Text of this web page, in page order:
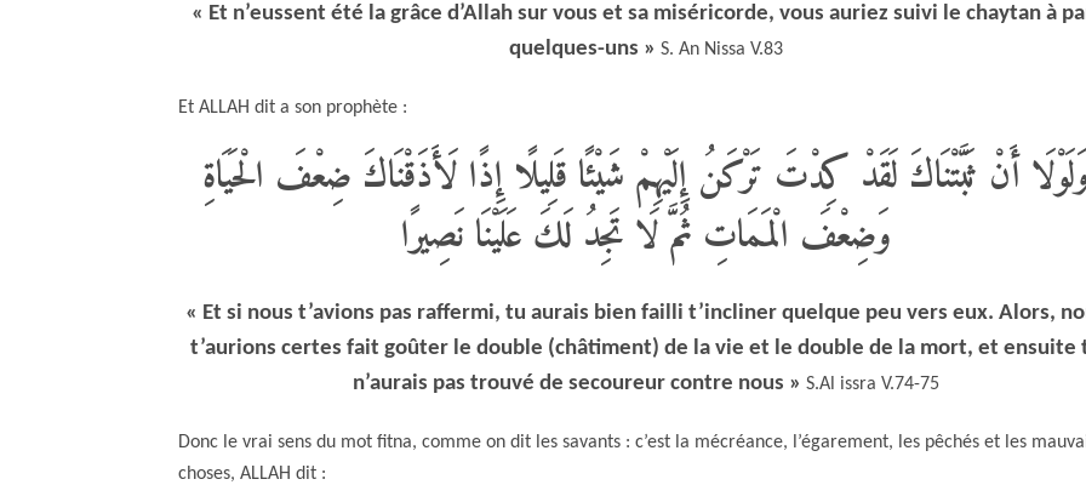
« Et n’eussent été la grâce d’Allah sur vous et sa miséricorde, vous auriez suivi le chaytan à
quelques-uns » S. An Nissa V.83
Et ALLAH dit a son prophète :
أَنْ ثَبَّتْنَاكَ لَقَدْ كِدْتَ تَرْكَنُ إِلَيْهِمْ شَيْئًا قَلِيلًا إِذًا لَأَذَقْنَاكَ ضِعْفَ الْحَيَاةِ
وَضِعْفَ الْمَمَاتِ ثُمَّ لَا تَجِدُ لَكَ عَلَيْنَا نَصِيرًا
« Et si nous t’avions pas raffermi, tu aurais bien failli t’incliner quelque peu vers eux. Alors,
t’aurions certes fait goûter le double (châtiment) de la vie et le double de la mort, et ensuite
n’aurais pas trouvé de secoureur contre nous » S.Al issra V.74-75
Donc le vrai sens du mot fitna, comme on dit les savants : c’est la mécréance, l’égarement, les pêchés et les
choses, ALLAH dit :